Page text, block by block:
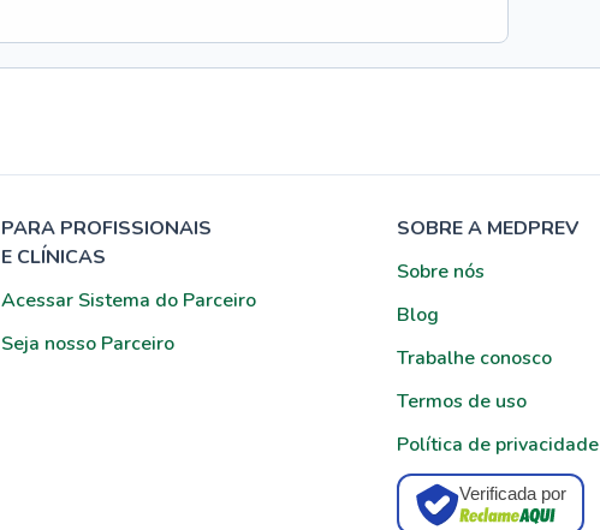
PARA PROFISSIONAIS
E CLÍNICAS
Acessar Sistema do Parceiro
Seja nosso Parceiro
SOBRE A MEDPREV
Sobre nós
Blog
Trabalhe conosco
Termos de uso
Política de privacidade
Verificada por